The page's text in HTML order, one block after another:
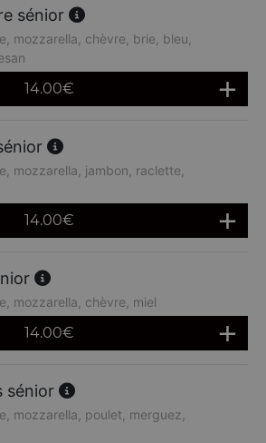
sénior
mozzarella, chèvre, brie, bleu,
14.00€
mozzarella, jambon, raclette,
14.00€
mozzarella, chèvre, miel
14.00€
sénior
mozzarella, poulet, merguez,